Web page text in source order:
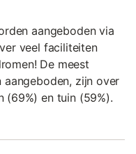
aangeboden via
veel faciliteiten
De meest
zijn over
(69%) en tuin (59%).